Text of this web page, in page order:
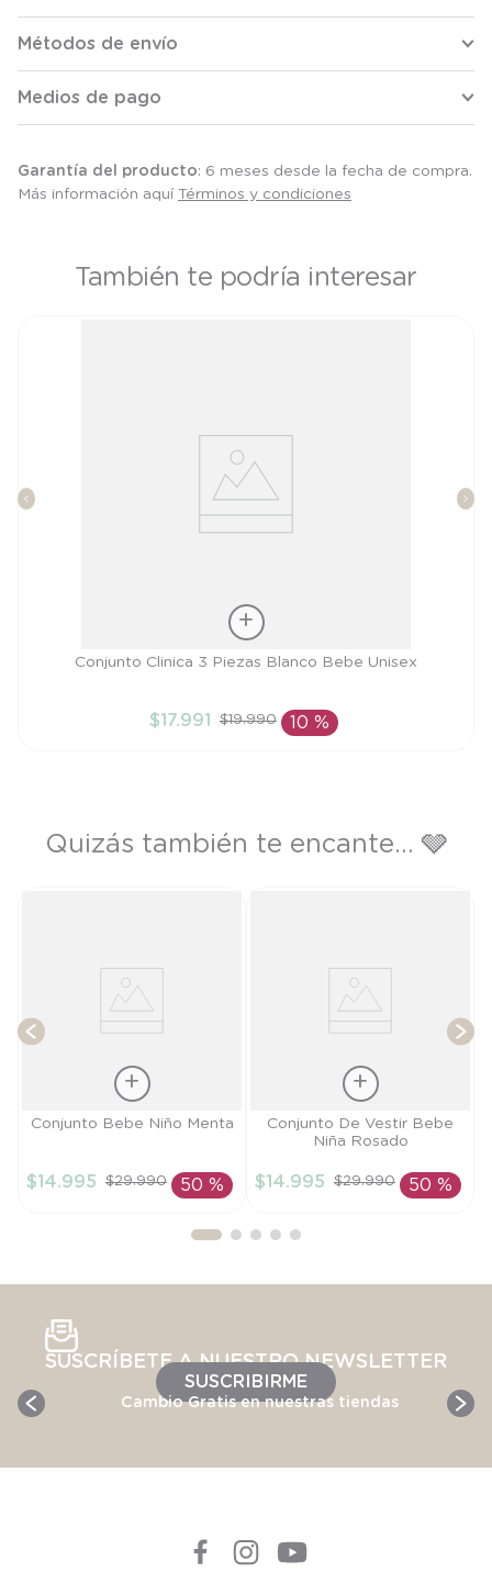
Métodos de envío
Medios de pago
Garantía del producto: 6 meses desde la fecha de compra.
Más información aquí Términos y condiciones
También te podría interesar
AÑADIR AL CARRITO
Conjunto Clinica 3 Piezas Blanco Bebe Unisex
$17.991 $19.990 10 %
Quizás también te encante... 🩶
Talla
AÑADIR AL
Conjunto Bebe Niño Menta
$14.995 $29.990 50 %
Talla
AÑADIR AL
Conjunto De Vestir Bebe
Niña Rosado
$14.995 $29.990 50 %
SUSCRÍBETE A NUESTRO NEWSLETTER
SUSCRIBIRME
Cambio Gratis en nuestras tiendas